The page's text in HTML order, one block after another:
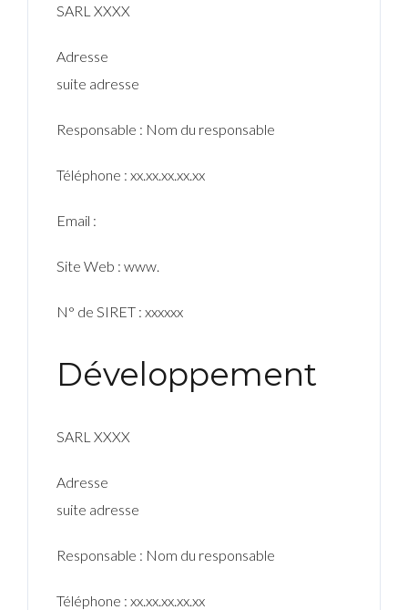
SARL XXXX
Adresse
suite adresse
Responsable : Nom du responsable
Téléphone : xx.xx.xx.xx.xx
Email :
Site Web : www.
N° de SIRET : xxxxxx
Développement
SARL XXXX
Adresse
suite adresse
Responsable : Nom du responsable
Téléphone : xx.xx.xx.xx.xx